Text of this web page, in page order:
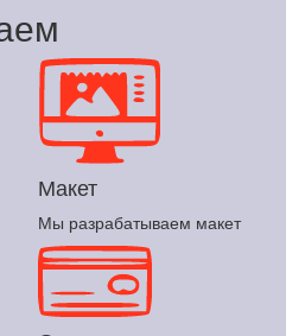
Макет
Мы разрабатываем макет